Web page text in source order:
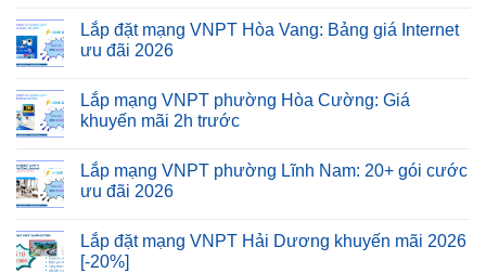
Lắp đặt mạng VNPT Hòa Vang: Bảng giá Internet
ưu đãi 2026
Lắp mạng VNPT phường Hòa Cường: Giá
khuyến mãi 2h trước
Lắp mạng VNPT phường Lĩnh Nam: 20+ gói cước
ưu đãi 2026
Lắp đặt mạng VNPT Hải Dương khuyến mãi 2026
[-20%]